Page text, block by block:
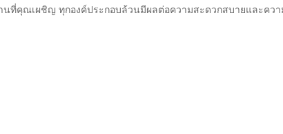
นที่คุณเผชิญ ทุกองค์ประกอบล้วนมีผลต่อความสะดวกสบายและควา